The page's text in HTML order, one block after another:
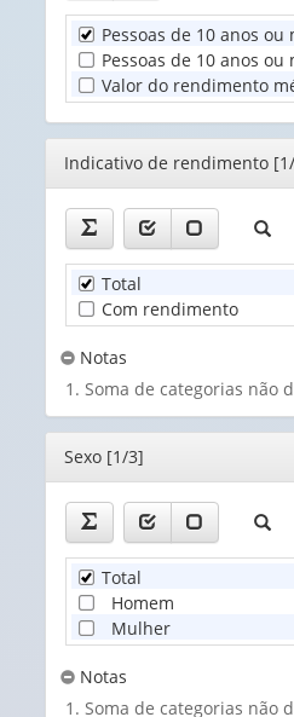
Pessoas de 10 anos
Pessoas de 10 anos
Valor do rendimento
Editor
Indicativo de rendimento
Total
Com rendimento
Notas
Soma de categorias não
Editor
Sexo [1/3]
Total
Homem
Mulher
Notas
Soma de categorias não